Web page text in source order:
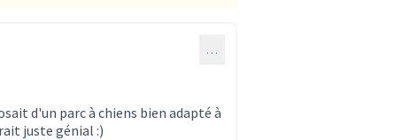
…
d'un parc à chiens bien adapté à
juste génial :)